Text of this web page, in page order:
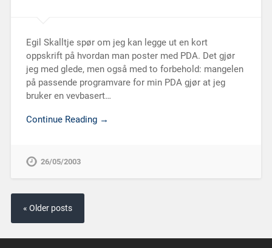
Egil Skalltje spør om jeg kan legge ut en kort
oppskrift på hvordan man poster med PDA. Det gjør
jeg med glede, men også med to forbehold: mangelen
på passende programvare for min PDA gjør at jeg
bruker en vevbasert…
Continue Reading →
26/05/2003
« Older posts